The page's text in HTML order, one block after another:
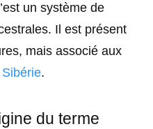
un système de
Il est présent
mais associé aux
Sibérie.
du terme